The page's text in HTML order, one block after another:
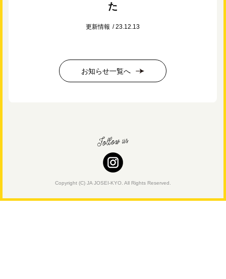
た
更新情報 23.12.13
お知らせ一覧へ
Copyright (C) JA JOSEI-KYO. All Rights Reserved.